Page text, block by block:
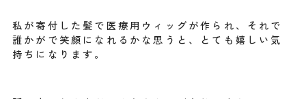
私が寄付した髪で医療用ウィッグが作られ、それで
誰かがで笑顔になれるかな思うと、とても嬉しい気
持ちになります。